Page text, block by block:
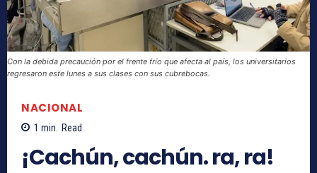
Con la debida precaución por el frente frío que afecta al país, los universitarios
regresaron este lunes a sus clases con sus cubrebocas.
NACIONAL
1 min. Read
¡Cachún, cachún. ra, ra!